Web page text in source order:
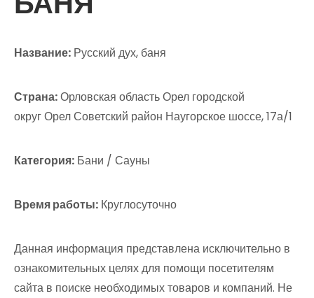
Название: Русский дух, баня
Страна:Орловская область Орел городской
округ Орел Советский район Наугорское шоссе, 17а/1
Категория: Бани / Сауны
Время работы: Круглосуточно
Данная информация представлена исключительно в
ознакомительных целях для помощи посетителям
сайта в поиске необходимых товаров и компаний. Не